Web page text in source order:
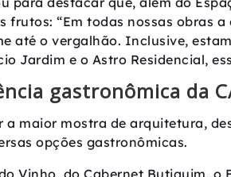
frutos: “Em todas nossas obras
até o vergalhão. Inclusive,
Jardim e o Astro Residencial,
gastronômica da
a maior mostra de arquitetura,
opções gastronômicas.